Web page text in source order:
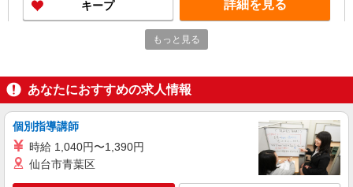
+゜・。○。・゜+゜
キープ 詳細を見る
【softbank】人気機種に詳しくなれる携帯販
売
月給 201000円 〜231000円（経験・能力によ
る） 固定残業代: 11000円 〜11000円（7時間相
当） ＊時間外手当は時間外労働の有無にかかわら
ず、固定残業代として支給し、相当時間を超える
時間外労働分は法定どおり追加で支給します。 ■
その他賞与 年2回昇給 年1回販売手当、資格手当
愛知県一宮市のsoftbankショップ
詳細を見る
もっと見る
あなたにおすすめの求人情報
個別指導講師
時給 1,040円〜1,390円
仙台市青葉区